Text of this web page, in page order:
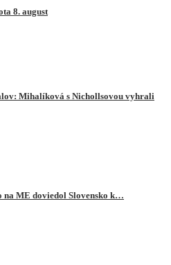
8. august
Mihalíková s Nichollsovou vyhrali
na ME doviedol Slovensko k…